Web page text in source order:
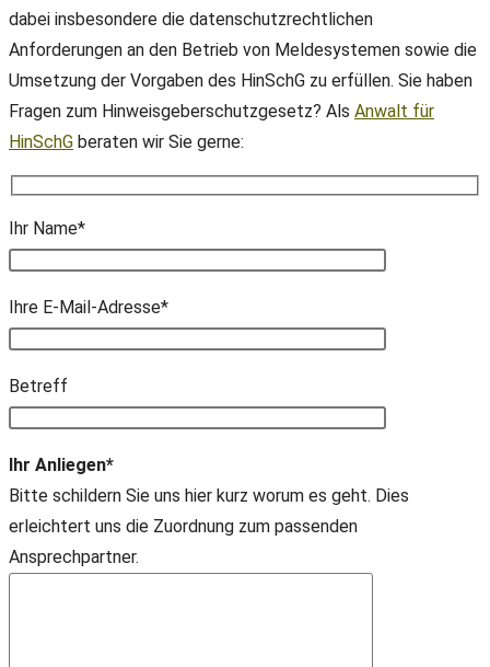
dabei insbesondere die datenschutzrechtlichen
Anforderungen an den Betrieb von Meldesystemen sowie die
Umsetzung der Vorgaben des HinSchG zu erfüllen. Sie haben
Fragen zum Hinweisgeberschutzgesetz? Als Anwalt für
HinSchG beraten wir Sie gerne:
Ihr Name*
Ihre E-Mail-Adresse*
Bitte lasse dieses Feld leer.
Betreff
Ihr Anliegen*
Bitte schildern Sie uns hier kurz worum es geht. Dies
erleichtert uns die Zuordnung zum passenden
Ansprechpartner.